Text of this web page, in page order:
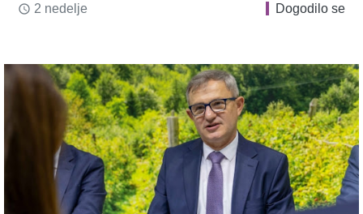
access_time 2 nedelje Dogodilo se